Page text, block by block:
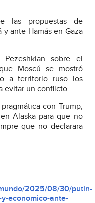
las propuestas de
ante Hamás en Gaza
sobre el
Moscú se mostró
a territorio ruso los
evitar un conflicto.
con Trump,
Alaska para que no
que no declarara
2025/08/30/putin-
economico-ante-